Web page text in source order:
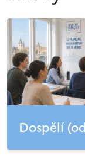
Dospělí